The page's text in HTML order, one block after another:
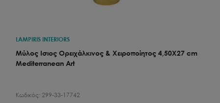
LAMPIRIS INTERIORS
Μύλος Iσιος Oρειχάλκινος & Xειροποίητος 4,50X27 cm
Mediterranean Art
Κωδικός: 299-33-17742